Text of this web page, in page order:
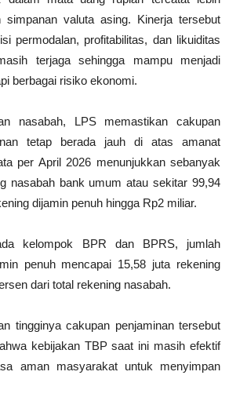
simpanan valuta asing. Kinerja tersebut
permodalan, profitabilitas, dan likuiditas
terjaga sehingga mampu menjadi
berbagai risiko ekonomi.
nasabah, LPS memastikan cakupan
tetap berada jauh di atas amanat
per April 2026 menunjukkan sebanyak
nasabah bank umum atau sekitar 99,94
dijamin penuh hingga Rp2 miliar.
kelompok BPR dan BPRS, jumlah
penuh mencapai 15,58 juta rekening
dari total rekening nasabah.
tingginya cakupan penjaminan tersebut
kebijakan TBP saat ini masih efektif
aman masyarakat untuk menyimpan